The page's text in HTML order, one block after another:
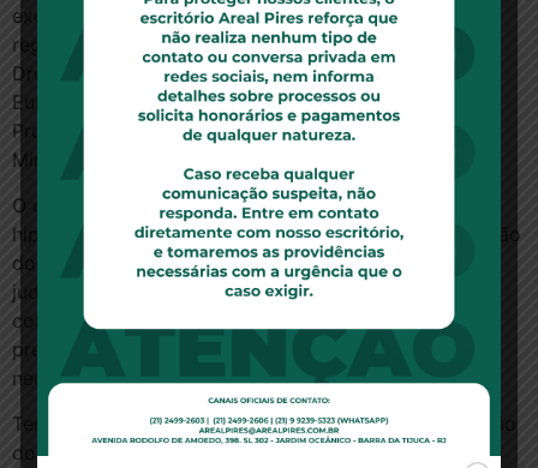
exemplificou o STF como renomadas agências
reguladoras fora do Brasil as seguintes: a Food And
Drug Administration – FDA dos Estados Unidos, a
European Agency for the Evaluation of Medicinal
Products – EMEA da União Européia e a Japanese
Ministry of Health & Welfare do Japão.
O quarto e último requisito é a demonstração da
hipossuficiência do requerente para custear a aquisição
do medicamento. A parte que ingressar com a ação
judicial deverá comprovar a impossibilidade de arcar
com o pagamento do medicamento solicitado sem
prejuízo de sua capacidade de atender a “outras
necessidades básicas da vida”.
Tento em vista que o pressuposto básico da obrigação
do Estado é a demora da Agência federal, assentou o